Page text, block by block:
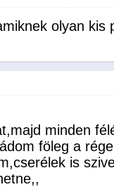
olyan kis
minden
föleg a
is